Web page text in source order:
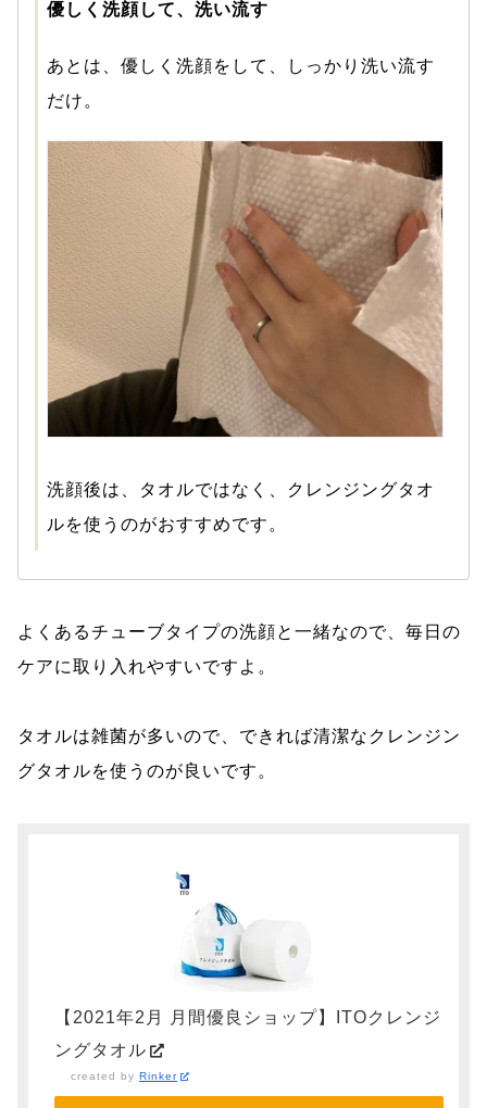
優しく洗顔して、洗い流す
あとは、優しく洗顔をして、しっかり洗い流す
だけ。
洗顔後は、タオルではなく、クレンジングタオ
ルを使うのがおすすめです。
よくあるチューブタイプの洗顔と一緒なので、毎日の
ケアに取り入れやすいですよ。
タオルは雑菌が多いので、できれば清潔なクレンジン
グタオルを使うのが良いです。
【2021年2月 月間優良ショップ】ITOクレンジ
ングタオル
created by Rinker